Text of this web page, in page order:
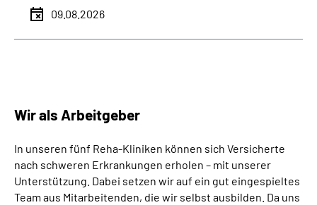
09.08.2026
Wir als Arbeitgeber
In unseren fünf Reha-Kliniken können sich Versicherte
nach schweren Erkrankungen erholen – mit unserer
Unterstützung. Dabei setzen wir auf ein gut eingespieltes
Team aus Mitarbeitenden, die wir selbst ausbilden. Da uns